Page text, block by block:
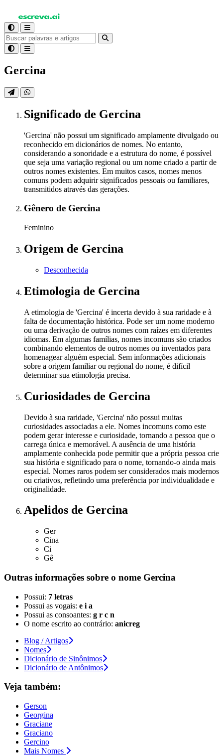
Gercina
Significado de Gercina
'Gercina' não possui um significado amplamente divulgado ou
reconhecido em dicionários de nomes. No entanto,
considerando a sonoridade e a estrutura do nome, é possível
que seja uma variação regional ou um nome criado a partir de
outros nomes existentes. Em muitos casos, nomes menos
comuns podem adquirir significados pessoais ou familiares,
transmitidos através das gerações.
Gênero de Gercina
Feminino
Origem de Gercina
Desconhecida
Etimologia de Gercina
A etimologia de 'Gercina' é incerta devido à sua raridade e à
falta de documentação histórica. Pode ser um nome moderno
ou uma derivação de outros nomes com raízes em diferentes
idiomas. Em algumas famílias, nomes incomuns são criados
combinando elementos de outros nomes ou inventados para
homenagear alguém especial. Sem informações adicionais
sobre a origem familiar ou regional do nome, é difícil
determinar sua etimologia precisa.
Curiosidades de Gercina
Devido à sua raridade, 'Gercina' não possui muitas
curiosidades associadas a ele. Nomes incomuns como este
podem gerar interesse e curiosidade, tornando a pessoa que o
carrega única e memorável. A ausência de uma história
amplamente conhecida pode permitir que a própria pessoa crie
sua história e significado para o nome, tornando-o ainda mais
especial. Nomes raros podem ser considerados mais modernos
ou criativos, refletindo uma preferência por individualidade e
originalidade.
Apelidos de Gercina
Ger
Cina
Ci
Gê
Outras informações sobre o nome Gercina
Possui: 7 letras
Possui as vogais: e i a
Possui as consoantes: g r c n
O nome escrito ao contrário: anicreg
Blog / Artigos
Nomes
Dicionário de Sinônimos
Dicionário de Antônimos
Veja também:
Gerson
Georgina
Graciane
Graciano
Gercino
Mais Nomes